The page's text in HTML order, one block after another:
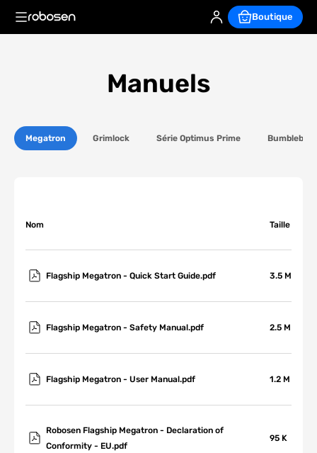
Boutique
Manuels
Megatron Grimlock Série Optimus Prime Bumblebee
Nom Taille
Flagship Megatron - Quick Start Guide.pdf 3.5 M
Flagship Megatron - Safety Manual.pdf 2.5 M
Flagship Megatron - User Manual.pdf 1.2 M
Robosen Flagship Megatron - Declaration of
Conformity - EU.pdf
95 K